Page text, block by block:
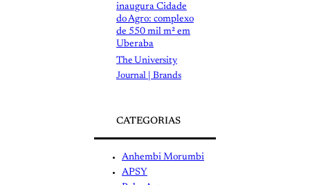
inaugura Cidade
do Agro: complexo
de 550 mil m² em
Uberaba
The University
Journal | Brands
CATEGORIAS
Anhembi Morumbi
APSY